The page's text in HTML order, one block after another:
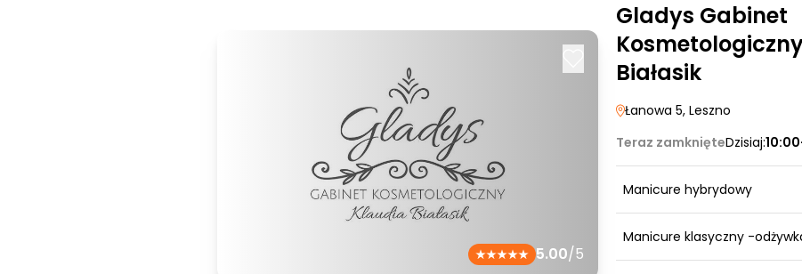
5.00/5
Gladys Gabinet
Białasik
Łanowa 5, Leszno
Teraz zamknięteDzisiaj:
Manicure hybrydowy
Manicure klasyczny -